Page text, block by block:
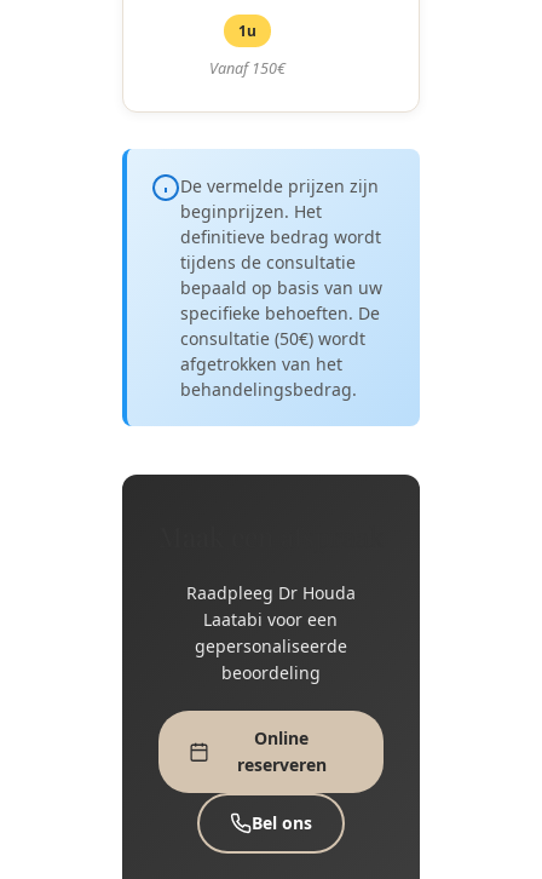
1u
Vanaf 150€
De vermelde prijzen zijn
beginprijzen. Het
definitieve bedrag wordt
tijdens de consultatie
bepaald op basis van uw
specifieke behoeften. De
consultatie (50€) wordt
afgetrokken van het
behandelingsbedrag.
Raadpleeg Dr Houda
Laatabi voor een
gepersonaliseerde
beoordeling
Online
reserveren
Bel ons